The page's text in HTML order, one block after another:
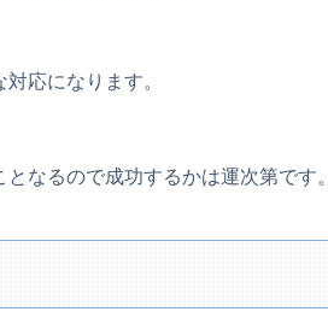
応になります。
なるので成功するかは運次第です。